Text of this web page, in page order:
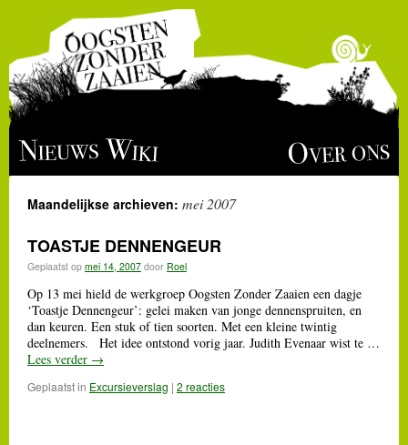
Ga
naar
inhoud
Nieuws Wiki Over ons
Maandelijkse archieven: mei 2007
TOASTJE DENNENGEUR
Geplaatst op mei 14, 2007 door Roel
Op 13 mei hield de werkgroep Oogsten Zonder Zaaien een dagje
‘Toastje Dennengeur’: gelei maken van jonge dennenspruiten, en
dan keuren. Een stuk of tien soorten. Met een kleine twintig
deelnemers. Het idee ontstond vorig jaar. Judith Evenaar wist te …
Lees verder →
Geplaatst in Excursieverslag | 2 reacties